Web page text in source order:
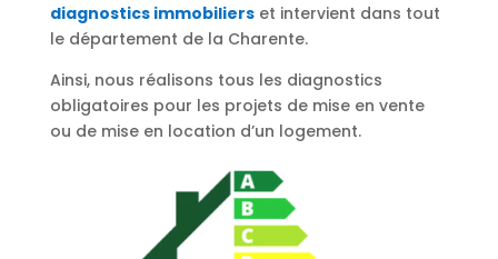
diagnostics immobilierset intervient dans tout
le département de la Charente.
Ainsi, nous réalisons tous les diagnostics
obligatoires pour les projets de mise en vente
ou de mise en location d’un logement.